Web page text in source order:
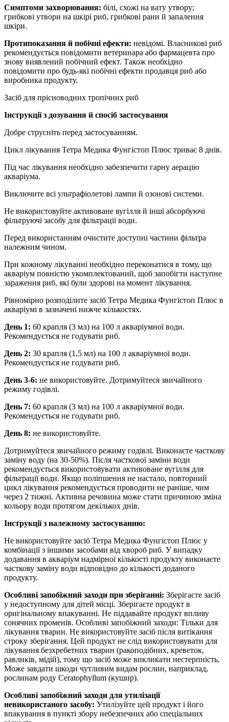
Симптоми захворювання: білі, схожі на вату утвору;
грибкові утвори на шкірі риб, грибкові рани й запалення
шкіри.
Протипоказання й побічні ефекти: невідомі. Власникові риб
рекомендується повідомити ветеринара або фармацевта про
знову виявлений побічний ефект. Також необхідно
повідомити про будь-які побічні ефекти продавця риб або
виробника продукту.
Засіб для прісноводних тропічних риб
Інструкції з дозування й спосіб застосування
Добре струсніть перед застосуванням.
Цикл лікування Тетра Медика Фунгістоп Плюс триває 8 днів.
Під час лікування необхідно забезпечити гарну аерацію
акваріума.
Виключите всі ультрафіолетові лампи й озонові системи.
Не використовуйте активоване вугілля й інші абсорбуючі
фільтруючі засобу для фільтрації води.
Перед використанням очистите доступні частини фільтра
належним чином.
При кожному лікуванні необхідно переконатися в тому, що
акваріум повністю укомплектований, щоб запобігти наступне
зараження риб, які були здорові на момент лікування.
Рівномірно розподілите засіб Тетра Медика Фунгістоп Плюс в
акваріумі в зазначені нижче кількостях.
День 1: 60 крапля (3 мл) на 100 л акваріумної води.
Рекомендується не годувати риб.
День 2: 30 крапля (1,5 мл) на 100 л акваріумної води.
Рекомендується не годувати риб.
День 3-6: не використовуйте. Дотримуйтеся звичайного
режиму годівлі.
День 7: 60 крапля (3 мл) на 100 л акваріумної води.
Рекомендується не годувати риб.
День 8: не використовуйте.
Дотримуйтеся звичайного режиму годівлі. Виконаєте часткову
заміну воду (на 30-50%). Після часткової заміни води
рекомендується використовувати активоване вугілля для
фільтрації води. Якщо поліпшення не настало, повторний
цикл лікування рекомендується проводити не раніше, чим
через 2 тижні. Активна речовина може стати причиною зміна
кольору води протягом декількох днів.
Інструкції з належному застосуванню:
Не використовуйте засіб Тетра Медика Фунгістоп Плюс у
комбінації з іншими засобами від хвороб риб. У випадку
додавання в акваріум надмірної кількості продукту виконаєте
часткову заміну води відповідно до кількості доданого
продукту.
Особливі запобіжний заходи при зберіганні: Зберігаєте засіб
у недоступному для дітей місці. Зберігаєте продукт в
оригінальному впакуванні. Не піддавайте продукт впливу
сонячних променів. Особливі запобіжний заходи: Тільки для
лікування тварин. Не використовуйте засіб після витікання
строку зберігання. Цей продукт не слід використовувати для
лікування безхребетних тварин (ракоподібних, креветок,
равликів, мідій), тому що засіб може викликати нестерпність.
Може завдати шкоди чутливим видам рослин, наприклад,
рослинам роду Ceratophyllum (кушир).
Особливі запобіжний заходи для утилізації
невикористаного засобу: Утилізуйте цей продукт і його
впакування в пункті збору небезпечних або спеціальних